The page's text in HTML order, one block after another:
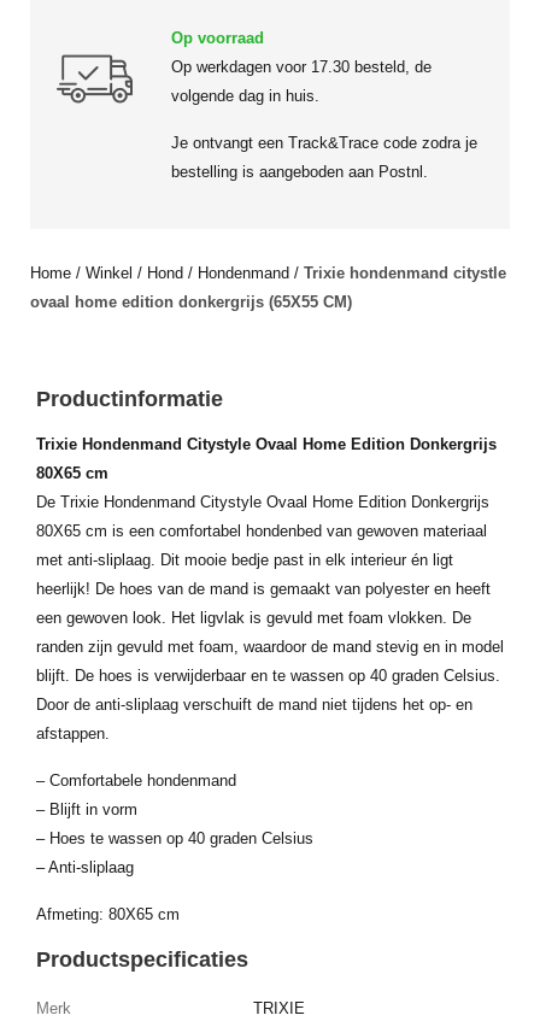
Op voorraad
Op werkdagen voor 17.30 besteld, de
volgende dag in huis.
Je ontvangt een Track&Trace code zodra je
bestelling is aangeboden aan Postnl.
Home / Winkel / Hond / Hondenmand / Trixie hondenmand citystle
ovaal home edition donkergrijs (65X55 CM)
Productinformatie
Trixie Hondenmand Citystyle Ovaal Home Edition Donkergrijs
80X65 cm
De Trixie Hondenmand Citystyle Ovaal Home Edition Donkergrijs
80X65 cm is een comfortabel hondenbed van gewoven materiaal
met anti-sliplaag. Dit mooie bedje past in elk interieur én ligt
heerlijk! De hoes van de mand is gemaakt van polyester en heeft
een gewoven look. Het ligvlak is gevuld met foam vlokken. De
randen zijn gevuld met foam, waardoor de mand stevig en in model
blijft. De hoes is verwijderbaar en te wassen op 40 graden Celsius.
Door de anti-sliplaag verschuift de mand niet tijdens het op- en
afstappen.
– Comfortabele hondenmand
– Blijft in vorm
– Hoes te wassen op 40 graden Celsius
– Anti-sliplaag
Afmeting: 80X65 cm
Productspecificaties
Merk TRIXIE